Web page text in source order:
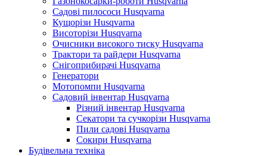
Садові пилососи Husqvarna
Кущорізи Husqvarna
Висоторізи Husqvarna
Очисники високого тиску Husqvarna
Трактори та райдери Husqvarna
Снігоприбирачі Husqvarna
Генератори
Мотопомпи Husqvarna
Садовий інвентар Husqvarna
Різний інвентар Husqvarna
Секатори та сучкорізи Husqvarna
Пили садові Husqvarna
Сокири Husqvarna
Будівельна техніка